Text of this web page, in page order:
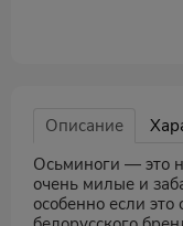
Описание
Осьминоги — это
очень милые и
особенно если